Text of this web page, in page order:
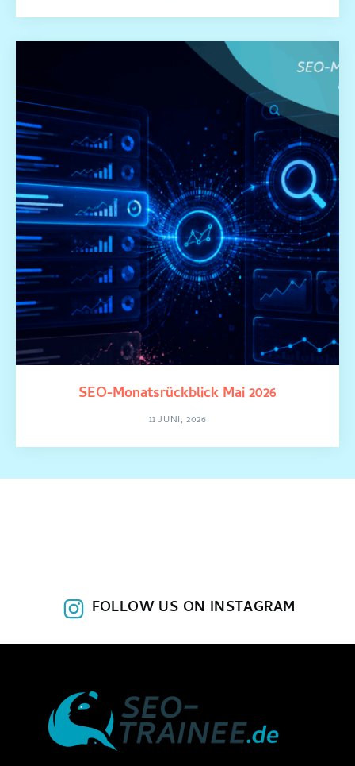
SEO-Monatsrückblick Mai 2026
11 JUNI, 2026
FOLLOW US ON INSTAGRAM